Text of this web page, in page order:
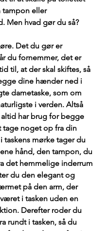
tampon eller
Men hvad gør du så?
Det du gør er
du fornemmer, det er
til, at der skal skiftes, så
dine hænder ned i
dametaske, som om
i verden. Altså
har brug for begge
noget op fra din
taskens mørke tager du
hånd, den tampon, du
det hemmelige inderrum
du den elegant og
på den arm, der
i tasken uden en
Derefter roder du
rundt i tasken, så du